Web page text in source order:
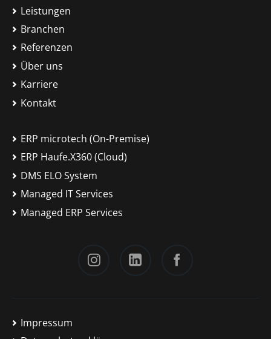
Leistungen
Branchen
Referenzen
Über uns
Karriere
Kontakt
ERP microtech (On-Premise)
ERP Haufe.X360 (Cloud)
DMS ELO System
Managed IT Services
Managed ERP Services
Impressum